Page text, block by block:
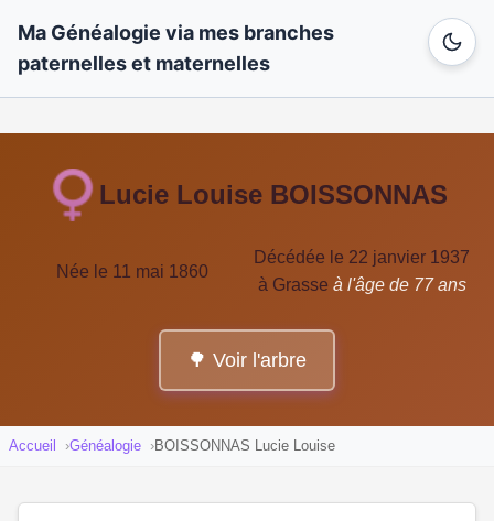
Ma Généalogie via mes branches
paternelles et maternelles
Lucie Louise BOISSONNAS
Née le 11 mai 1860
Décédée le 22 janvier 1937
à Grasse à l'âge de 77 ans
🌳 Voir l'arbre
Accueil Généalogie BOISSONNAS Lucie Louise